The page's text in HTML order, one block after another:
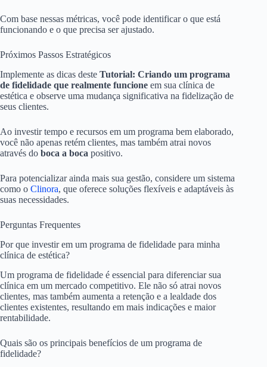
Com base nessas métricas, você pode identificar o que está
funcionando e o que precisa ser ajustado.
Próximos Passos Estratégicos
Implemente as dicas deste Tutorial: Criando um programa
de fidelidade que realmente funcione em sua clínica de
estética e observe uma mudança significativa na fidelização de
seus clientes.
Ao investir tempo e recursos em um programa bem elaborado,
você não apenas retém clientes, mas também atrai novos
através do boca a boca positivo.
Para potencializar ainda mais sua gestão, considere um sistema
como o Clinora, que oferece soluções flexíveis e adaptáveis às
suas necessidades.
Perguntas Frequentes
Por que investir em um programa de fidelidade para minha
clínica de estética?
Um programa de fidelidade é essencial para diferenciar sua
clínica em um mercado competitivo. Ele não só atrai novos
clientes, mas também aumenta a retenção e a lealdade dos
clientes existentes, resultando em mais indicações e maior
rentabilidade.
Quais são os principais benefícios de um programa de
fidelidade?